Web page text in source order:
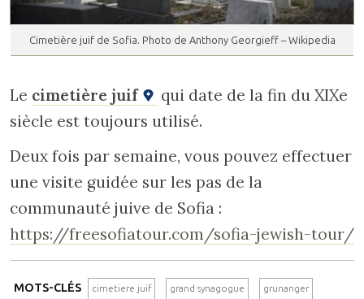
Cimetière juif de Sofia. Photo de Anthony Georgieff – Wikipedia
Le cimetière juif
qui date de la fin du XIXe
siècle est toujours utilisé.
Deux fois par semaine, vous pouvez effectuer
une visite guidée sur les pas de la
communauté juive de Sofia :
https://freesofiatour.com/sofia-jewish-tour/
MOTS-CLÉS cimetiere juif grand synagogue grunanger